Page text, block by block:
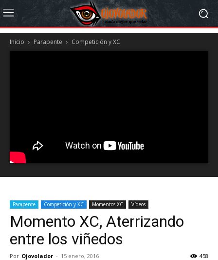
Inicio Parapente Competición y XC
Parapente Competición y XC Momentos XC Vídeos
Momento XC, Aterrizando
entre los viñedos
Por Ojovolador - 15 enero, 2016 458